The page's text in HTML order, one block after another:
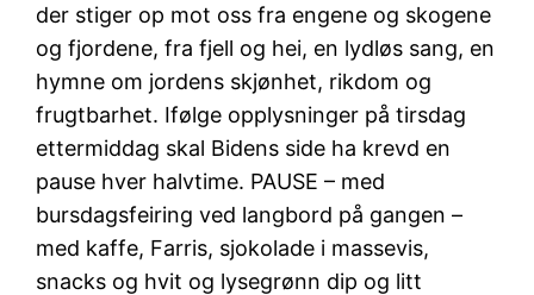
der stiger op mot oss fra engene og skogene
og fjordene, fra fjell og hei, en lydløs sang, en
hymne om jordens skjønhet, rikdom og
frugtbarhet. Ifølge opplysninger på tirsdag
ettermiddag skal Bidens side ha krevd en
pause hver halvtime. PAUSE – med
bursdagsfeiring ved langbord på gangen –
med kaffe, Farris, sjokolade i massevis,
snacks og hvit og lysegrønn dip og litt